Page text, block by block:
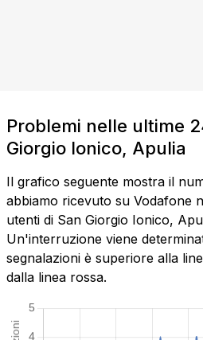
Problemi nelle ultime
Giorgio Ionico, Apulia
Il grafico seguente mostra il
abbiamo ricevuto su Vodafone
utenti di San Giorgio Ionico,
Un'interruzione viene
segnalazioni è superiore alla
dalla linea rossa.